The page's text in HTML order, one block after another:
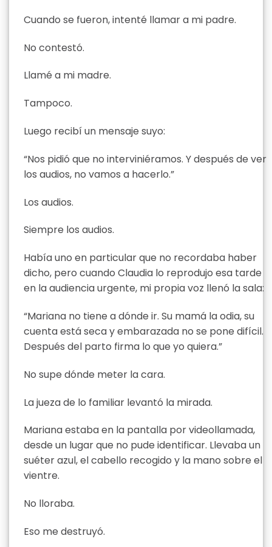
Cuando se fueron, intenté llamar a mi padre.
No contestó.
Llamé a mi madre.
Tampoco.
Luego recibí un mensaje suyo:
“Nos pidió que no interviniéramos. Y después de ver
los audios, no vamos a hacerlo.”
Los audios.
Siempre los audios.
Había uno en particular que no recordaba haber
dicho, pero cuando Claudia lo reprodujo esa tarde
en la audiencia urgente, mi propia voz llenó la sala:
“Mariana no tiene a dónde ir. Su mamá la odia, su
cuenta está seca y embarazada no se pone difícil.
Después del parto firma lo que yo quiera.”
No supe dónde meter la cara.
La jueza de lo familiar levantó la mirada.
Mariana estaba en la pantalla por videollamada,
desde un lugar que no pude identificar. Llevaba un
suéter azul, el cabello recogido y la mano sobre el
vientre.
No lloraba.
Eso me destruyó.